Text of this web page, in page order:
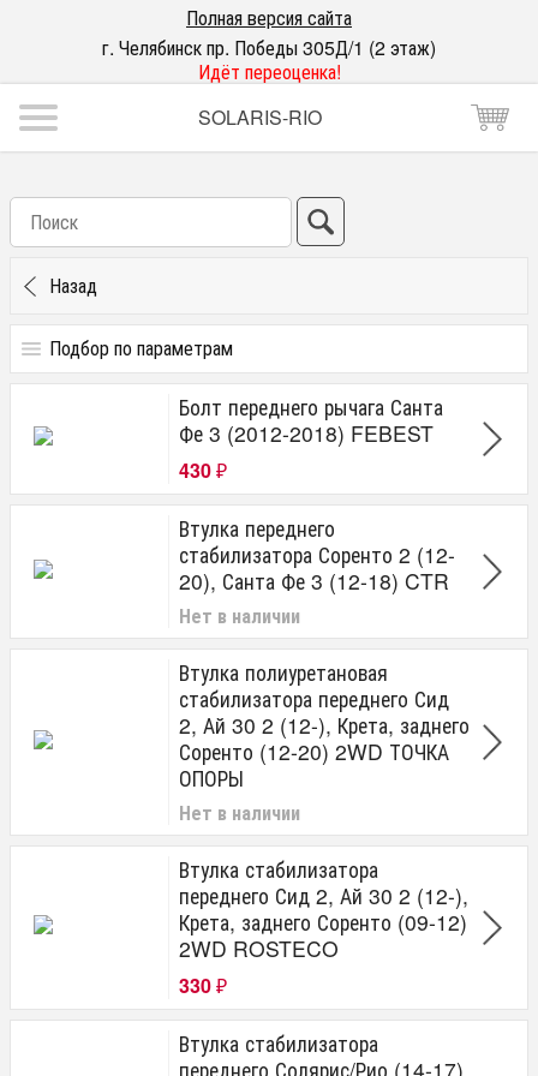
Полная версия сайта
г. Челябинск пр. Победы 305Д/1 (2 этаж)
Идёт переоценка!
SOLARIS-RIO
Назад
Подбор по параметрам
Подвеска
втулки стабилизатора
стойки стабилизатора
ступичные
Болт переднего рычага Санта
Фе 3 (2012-2018) FEBEST
430 ₽
Втулка переднего
стабилизатора Соренто 2 (12-
20), Санта Фе 3 (12-18) CTR
Нет в наличии
Втулка полиуретановая
стабилизатора переднего Сид
2, Ай 30 2 (12-), Крета, заднего
Соренто (12-20) 2WD ТОЧКА
ОПОРЫ
Нет в наличии
Втулка стабилизатора
переднего Сид 2, Ай 30 2 (12-),
Крета, заднего Соренто (09-12)
2WD ROSTECO
330 ₽
Втулка стабилизатора
переднего Солярис/Рио (14-17),